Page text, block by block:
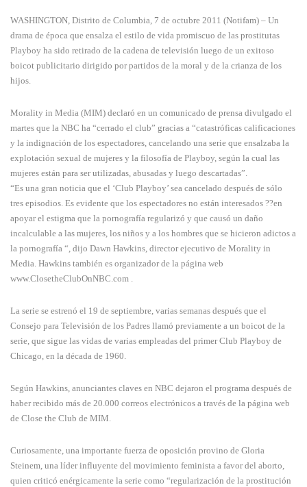
WASHINGTON, Distrito de Columbia, 7 de octubre 2011 (Notifam) – Un
drama de época que ensalza el estilo de vida promiscuo de las prostitutas
Playboy ha sido retirado de la cadena de televisión luego de un exitoso
boicot publicitario dirigido por partidos de la moral y de la crianza de los
hijos.
Morality in Media (MIM) declaró en un comunicado de prensa divulgado el
martes que la NBC ha “cerrado el club” gracias a “catastróficas calificaciones
y la indignación de los espectadores, cancelando una serie que ensalzaba la
explotación sexual de mujeres y la filosofía de Playboy, según la cual las
mujeres están para ser utilizadas, abusadas y luego descartadas”.
“Es una gran noticia que el ‘Club Playboy’ sea cancelado después de sólo
tres episodios. Es evidente que los espectadores no están interesados ??en
apoyar el estigma que la pornografía regularizó y que causó un daño
incalculable a las mujeres, los niños y a los hombres que se hicieron adictos a
la pornografía “, dijo Dawn Hawkins, director ejecutivo de Morality in
Media. Hawkins también es organizador de la página web
www.ClosetheClubOnNBC.com .
La serie se estrenó el 19 de septiembre, varias semanas después que el
Consejo para Televisión de los Padres llamó previamente a un boicot de la
serie, que sigue las vidas de varias empleadas del primer Club Playboy de
Chicago, en la década de 1960.
Según Hawkins, anunciantes claves en NBC dejaron el programa después de
haber recibido más de 20.000 correos electrónicos a través de la página web
de Close the Club de MIM.
Curiosamente, una importante fuerza de oposición provino de Gloria
Steinem, una líder influyente del movimiento feminista a favor del aborto,
quien criticó enérgicamente la serie como “regularización de la prostitución